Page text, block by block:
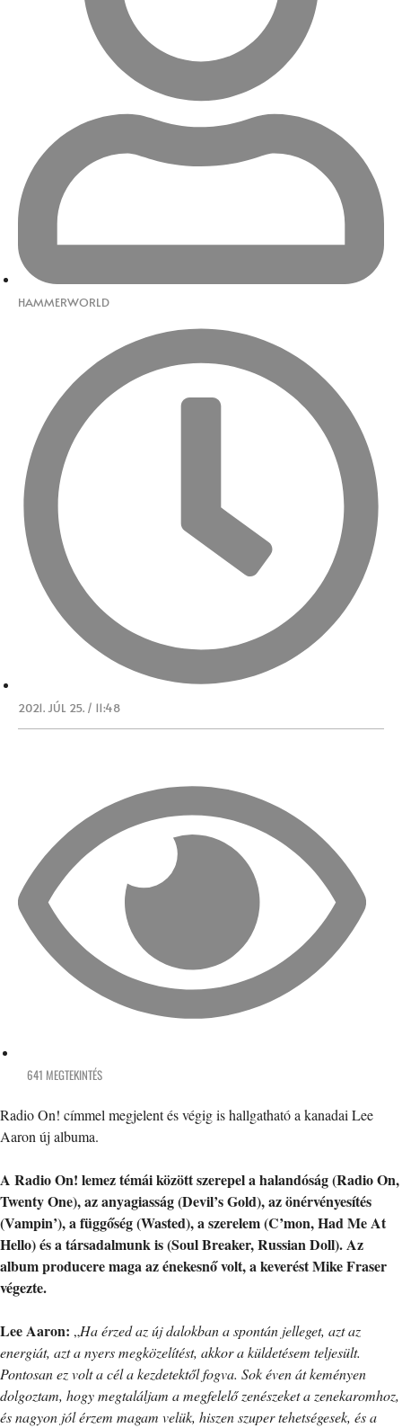
HAMMERWORLD
2021. JÚL 25. / 11:48
641 MEGTEKINTÉS
Radio On! címmel megjelent és végig is hallgatható a kanadai Lee
Aaron új albuma.
A Radio On! lemez témái között szerepel a halandóság (Radio On,
Twenty One), az anyagiasság (Devil’s Gold), az önérvényesítés
(Vampin’), a függőség (Wasted), a szerelem (C’mon, Had Me At
Hello) és a társadalmunk is (Soul Breaker, Russian Doll). Az
album producere maga az énekesnő volt, a keverést Mike Fraser
végezte.
Lee Aaron: „Ha érzed az új dalokban a spontán jelleget, azt az
energiát, azt a nyers megközelítést, akkor a küldetésem teljesült.
Pontosan ez volt a cél a kezdetektől fogva. Sok éven át keményen
dolgoztam, hogy megtaláljam a megfelelő zenészeket a zenekaromhoz,
és nagyon jól érzem magam velük, hiszen szuper tehetségesek, és a